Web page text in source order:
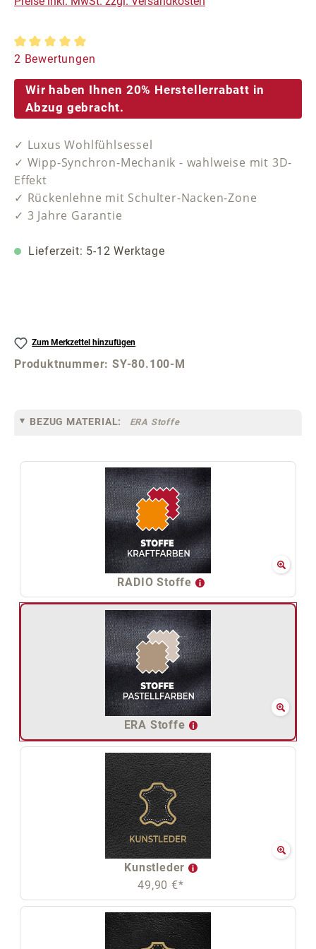
Durchschnittliche Bewertung von 5 von 5 Sternen
2 Bewertungen
Wir haben Ihnen 20% Herstellerrabatt in
Abzug gebracht.
✓ Luxus Wohlfühlsessel
✓ Wipp-Synchron-Mechanik - wahlweise mit 3D-
Effekt
✓ Rückenlehne mit Schulter-Nacken-Zone
✓ 3 Jahre Garantie
Lieferzeit: 5-12 Werktage
Zum Merkzettel hinzufügen
Produktnummer:SY-80.100-M
BEZUG MATERIAL: ERA Stoffe
RADIO Stoffe
ERA Stoffe
Kunstleder
49,90 €*